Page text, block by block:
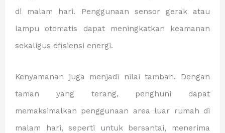
di malam hari. Penggunaan sensor gerak atau
lampu otomatis dapat meningkatkan keamanan
sekaligus efisiensi energi.
Kenyamanan juga menjadi nilai tambah. Dengan
taman yang terang, penghuni dapat
memaksimalkan penggunaan area luar rumah di
malam hari, seperti untuk bersantai, menerima